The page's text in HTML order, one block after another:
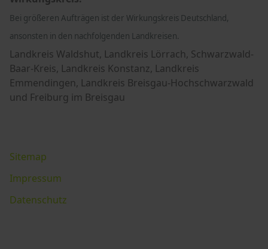
Bei größeren Aufträgen ist der Wirkungskreis Deutschland,
ansonsten in den nachfolgenden Landkreisen.
Landkreis Waldshut, Landkreis Lörrach, Schwarzwald-
Baar-Kreis, Landkreis Konstanz, Landkreis
Emmendingen, Landkreis Breisgau-Hochschwarzwald
und Freiburg im Breisgau
Sitemap
Impressum
Datenschutz